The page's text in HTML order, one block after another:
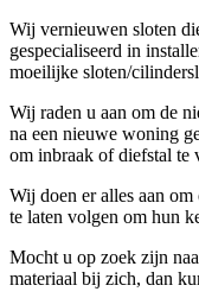
Wij vernieuwen sloten
gespecialiseerd in
moeilijke sloten/
Wij raden u aan om de
na een nieuwe woning
om inbraak of diefstal te
Wij doen er alles aan
te laten volgen om hun
Mocht u op zoek zijn
materiaal bij zich, dan